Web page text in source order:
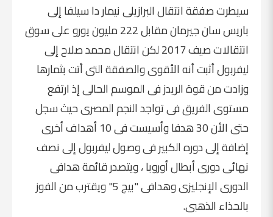
سيطرت صفقة انتقال البرازيلى نيمار دا سيلفا إلى
باريس سان جيرمان مقابل 222 مليون يورو على سوق
انتقالات صيف 2017 لكن انتقال محمد صلاح إلى
ليفربول أثبت أنه الأقوى والصفقة التى أتت بثمارها
وزادت من قوة الريدز فى الموسم الحالى إذ ارتفع
مستوى الفريق فى تواجد النجم المصرى حيث سجل
حتى الأن 30 هدفا وأسيست فى 10 أهداف أخرى
إضافة إلى دوره الكبير فى وصول ليفربول إلى نصف
نهائى دورى أبطال أوروبا ، ويتصدر قائمة هدافى
الدورى الإنجليزى وهدافى "بيج 5" ويقترب من الفوز
بالحذاء الذهبى.